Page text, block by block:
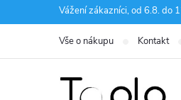
na
Vážení zákazníci, od 6.8. do
Vše o nákupu Kontakt